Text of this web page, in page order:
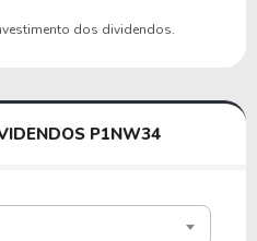
1,88%
dos dividendos.
P1NW34